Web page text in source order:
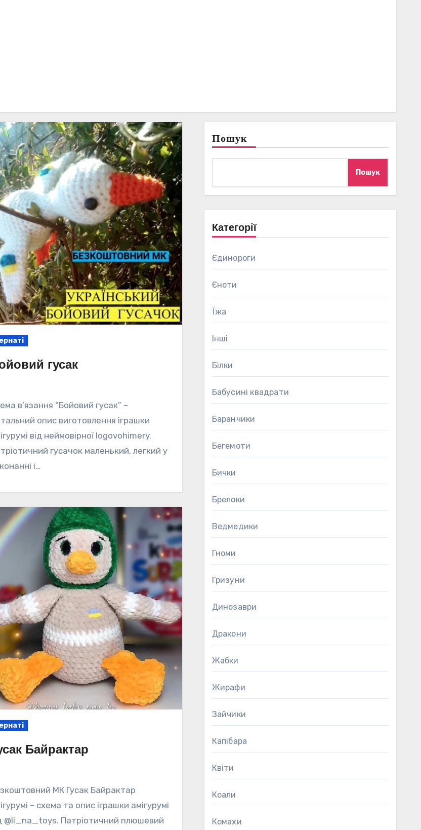
гусак
опис виготовлення іграшки
від неймовірної logovohimery.
гусачок маленький, легкий у
і…
Байрактар
– схема та опис іграшки амігурумі
@li_na_toys. Патріотичний плюшевий
Пошук
Пошук
Категорії
Єдинороги
Єноти
Їжа
Інші
Білки
Бабусині квадрати
Баранчики
Бегемоти
Бички
Брелоки
Ведмедики
Гноми
Гризуни
Динозаври
Дракони
Жабки
Жирафи
Зайчики
Капібара
Квіти
Коали
Комахи